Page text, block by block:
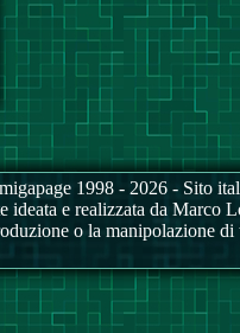
1998 - 2026 - Sito
ideata e realizzata da
o la manipolazione